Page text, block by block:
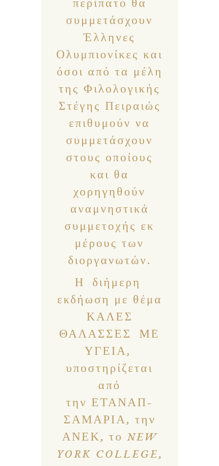
περίπατο θα
συμμετάσχουν
Έλληνες
Ολυμπιονίκες και
όσοι από τα μέλη
της Φιλολογικής
Στέγης Πειραιώς
επιθυμούν να
συμμετάσχουν
στους οποίους
και θα
χορηγηθούν
αναμνηστικά
συμμετοχής εκ
μέρους των
διοργανωτών.
Η διήμερη
εκδήωση με θέμα
ΚΑΛΕΣ
ΘΑΛΑΣΣΕΣ ΜΕ
ΥΓΕΙΑ,
υποστηρίζεται
από
την ΕΤΑΝΑΠ-
ΣΑΜΑΡΙΑ, την
ΑΝΕΚ, το NEW
YORK COLLEGE,